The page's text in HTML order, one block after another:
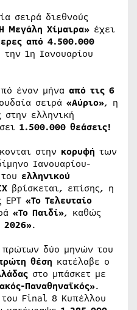
σειρά διεθνούς
Μεγάλη Χίμαιρα» έχει
από 4.500.000
την 1η Ιανουαρίου
έναν μήνα από τις 6
σειρά «Αύριο», η
ελληνική
1.500.000 θεάσεις!
στην κορυφή των
Ιανουαρίου-
του ελληνικού
βρίσκεται, επίσης, η
ΕΡΤ «Το Τελευταίο
«Το Παιδί», καθώς
.
δύο μηνών του
θέση κατέλαβε ο
στο μπάσκετ με
Παναθηναϊκός».
Final 8 Κυπέλλου